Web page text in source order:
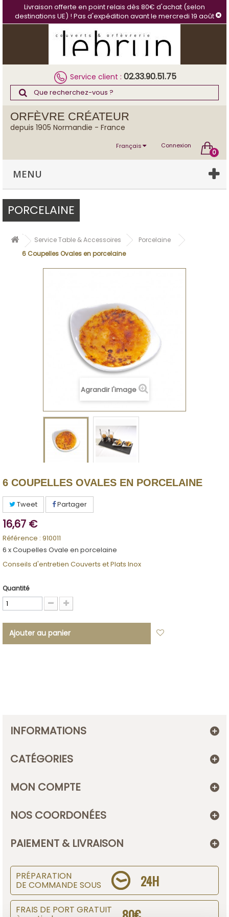
Livraison offerte en point relais dès 80€ d'achat (selon
destinations UE) ! Pas d'expédition avant le mercredi 19 août
Service client : 02.33.90.51.75
ORFÈVRE CRÉATEUR
depuis 1905 Normandie - France
0
Connexion
Français
MENU
PORCELAINE
Service Table & Accessoires
Porcelaine
6 Coupelles Ovales en porcelaine
Agrandir l'image
6 COUPELLES OVALES EN PORCELAINE
Tweet Partager
16,67 €
Référence : 910011
6 x Coupelles Ovale en porcelaine
Conseils d'entretien Couverts et Plats Inox
Quantité
Ajouter au panier
INFORMATIONS
CATÉGORIES
MON COMPTE
NOS COORDONÉES
PAIEMENT & LIVRAISON
PRÉPARATION
DE COMMANDE SOUS 24H
FRAIS DE PORT GRATUIT
Panneau de gestion des cookies